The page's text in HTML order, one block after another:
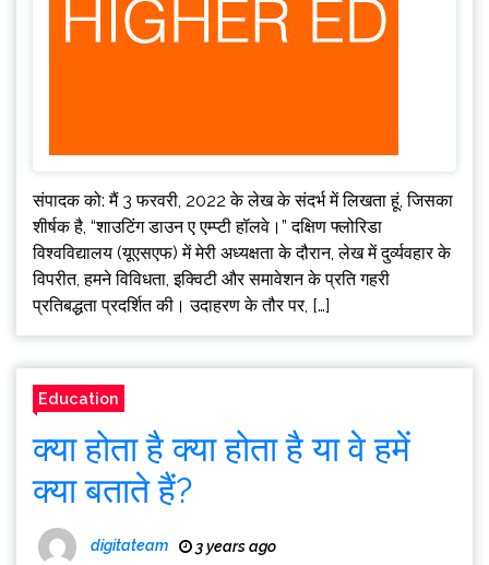
संपादक को: मैं 3 फरवरी, 2022 के लेख के संदर्भ में लिखता हूं, जिसका
शीर्षक है, “शाउटिंग डाउन ए एम्प्टी हॉलवे।” दक्षिण फ्लोरिडा
विश्वविद्यालय (यूएसएफ) में मेरी अध्यक्षता के दौरान, लेख में दुर्व्यवहार के
विपरीत, हमने विविधता, इक्विटी और समावेशन के प्रति गहरी
प्रतिबद्धता प्रदर्शित की। उदाहरण के तौर पर, […]
Education
क्या होता है क्या होता है या वे हमें
क्या बताते हैं?
digitateam 3 years ago